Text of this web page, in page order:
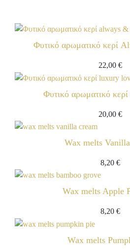
Φυτικό αρωματικό κερί
22,00 €
Φυτικό αρωματικό
20,00 €
Wax melts
8,20 €
Wax melts Apple
8,20 €
Wax melts